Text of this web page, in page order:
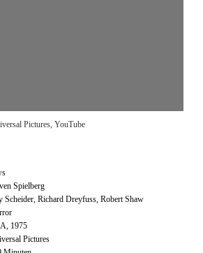
Pictures, YouTube
Spielberg
Scheider, Richard Dreyfuss, Robert Shaw
1975
Pictures